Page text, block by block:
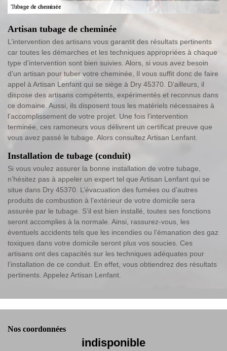
Artisan tubage de cheminée
L’intervention des artisans vous garantit des résultats pertinents
car toutes les démarches et les techniques appropriées à chaque
type d’intervention sont bien suivies. Alors, si vous avez besoin
d’un artisan pour tuber votre cheminée, Il vous suffit donc de faire
appel à Artisan Lenfant qui se siège à Dry 45370. D’ailleurs, il
dispose des artisans compétents, expérimentés et reconnus dans
ce domaine. Aussi, ils disposent tous les matériels nécessaires à
l’accomplissement de votre projet. Une fois l’intervention
terminée, ces ramoneurs vous délivrent un certificat preuve que
vous avez passé le tubage. Alors consultez Artisan Lenfant.
Installation de tubage (conduit)
Si vous voulez assurer la bonne installation de votre tubage,
n’hésitez pas à appeler un expert tel que Artisan Lenfant qui se
situe dans Dry 45370. L’évacuation des fumées ou d’autres
produits de combustion à l’extérieur de votre domicile sera
assurée par le tubage. S’il est bien installé, toutes ses fonctions
seront accomplies à la normale. Ainsi, rassurez-vous, les
éventuels accidents tels que les incendies ou l’émanation des gaz
toxiques dans votre domicile seront plus vos soucies. Ces
artisans ont des capacités sur les techniques adéquates pour
l’installation de ce conduit. En effet, vous obtiendrez des résultats
pertinents. Appelez Artisan Lenfant.
Nos coordonnées
indisponible